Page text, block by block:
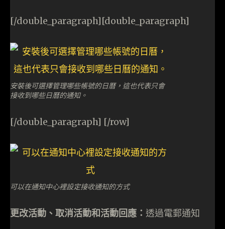
[/double_paragraph][double_paragraph]
安裝後可選擇管理哪些帳號的日曆，這也代表只會
接收到哪些日曆的通知。
[/double_paragraph] [/row]
可以在通知中心裡設定接收通知的方式
更改活動、取消活動和活動回應： 透過電郵通知